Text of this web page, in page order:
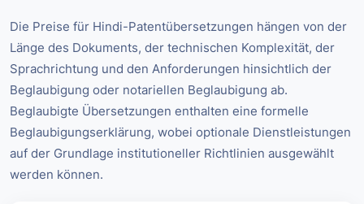
Die Preise für Hindi-Patentübersetzungen hängen von der
Länge des Dokuments, der technischen Komplexität, der
Sprachrichtung und den Anforderungen hinsichtlich der
Beglaubigung oder notariellen Beglaubigung ab.
Beglaubigte Übersetzungen enthalten eine formelle
Beglaubigungserklärung, wobei optionale Dienstleistungen
auf der Grundlage institutioneller Richtlinien ausgewählt
werden können.